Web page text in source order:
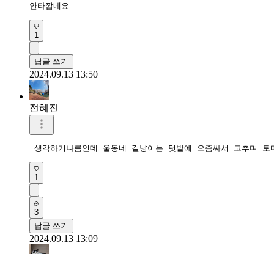
안타깝네요
1
답글 쓰기
2024.09.13 13:50
전혜진
생각하기나름인데 울동네 길냥이는 텃밭에 오줌싸서 고추며
1
3
답글 쓰기
2024.09.13 13:09